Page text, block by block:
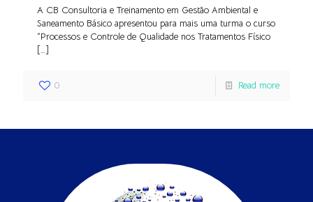
A CB Consultoria e Treinamento em Gestão Ambiental e
Saneamento Básico apresentou para mais uma turma o curso
“Processos e Controle de Qualidade nos Tratamentos Físico
[…]
0 Read more